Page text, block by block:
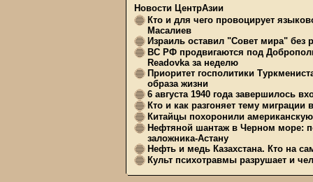
Новости ЦентрАзии
Кто и для чего провоцирует
Масалиев
Израиль оставил "Совет мира" без
ВС РФ продвигаются под
Readovka за неделю
Приоритет госполитики
образа жизни
6 августа 1940 года завершилось
Кто и как разгоняет тему миграции
Китайцы похоронили
Нефтяной шантаж в Черном море:
заложника-Астану
Нефть и медь Казахстана. Кто на
Культ психотравмы разрушает и